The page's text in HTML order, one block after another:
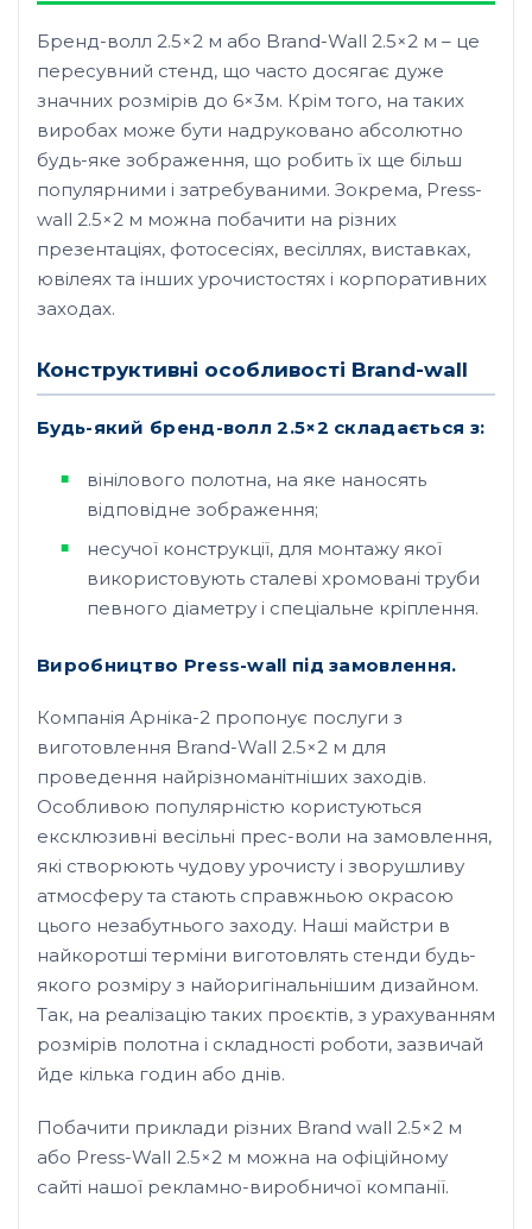
Бренд-волл 2.5×2 м або Brand-Wall 2.5×2 м – це
пересувний стенд, що часто досягає дуже
значних розмірів до 6×3м. Крім того, на таких
виробах може бути надруковано абсолютно
будь-яке зображення, що робить їх ще більш
популярними і затребуваними. Зокрема, Press-
wall 2.5×2 м можна побачити на різних
презентаціях, фотосесіях, весіллях, виставках,
ювілеях та інших урочистостях і корпоративних
заходах.
Конструктивні особливості Brand-wall
Будь-який бренд-волл 2.5×2 складається з:
вінілового полотна, на яке наносять
відповідне зображення;
несучої конструкції, для монтажу якої
використовують сталеві хромовані труби
певного діаметру і спеціальне кріплення.
Виробництво Press-wall під замовлення.
Компанія Арніка-2 пропонує послуги з
виготовлення Brand-Wall 2.5×2 м для
проведення найрізноманітніших заходів.
Особливою популярністю користуються
ексклюзивні весільні прес-воли на замовлення,
які створюють чудову урочисту і зворушливу
атмосферу та стають справжньою окрасою
цього незабутнього заходу. Наші майстри в
найкоротші терміни виготовлять стенди будь-
якого розміру з найоригінальнішим дизайном.
Так, на реалізацію таких проєктів, з урахуванням
розмірів полотна і складності роботи, зазвичай
йде кілька годин або днів.
Побачити приклади різних Brand wall 2.5×2 м
або Press-Wall 2.5×2 м можна на офіційному
сайті нашої рекламно-виробничої компанії.